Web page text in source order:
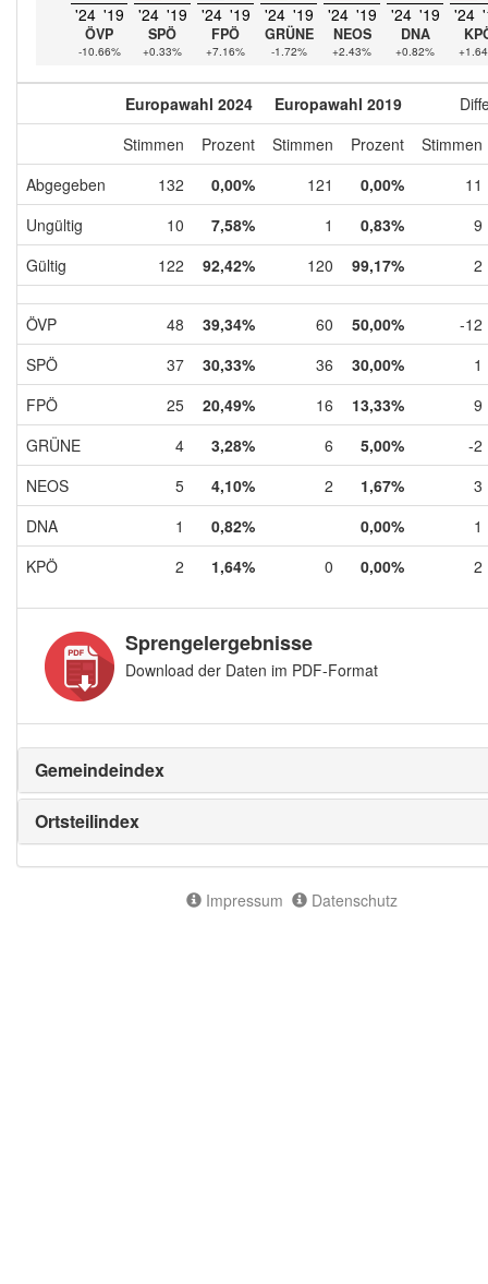
'24 '19
ÖVP
-10.66%
'24 '19
SPÖ
+0.33%
'24 '19
FPÖ
+7.16%
'24 '19
GRÜNE
-1.72%
'24 '19
NEOS
+2.43%
'24 '19
DNA
+0.82%
'24
Europawahl 2024 Europawahl 2019
Stimmen
Prozent Stimmen Prozent
Stimmen
Abgegeben
132 0,00% 121 0,00%
11
Ungültig
10 7,58% 1 0,83%
9
Gültig
122 92,42% 120 99,17% 2
ÖVP 48 39,34% 60 50,00%
-12
SPÖ
37 30,33% 36 30,00%
1
FPÖ
25 20,49% 16 13,33%
9
GRÜNE
4 3,28% 6 5,00%
-2
NEOS
5 4,10% 2 1,67%
3
DNA
1 0,82% 0,00%
1
KPÖ
2 1,64% 0 0,00% 2
Sprengelergebnisse
Download der Daten im PDF-Format
Gemeindeindex
Ortsteilindex
Impressum Datenschutz